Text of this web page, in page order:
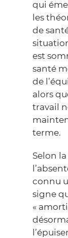
qui
les
de
est
santé
de
alors
travail
terme.
Selon la
connu
signe
«